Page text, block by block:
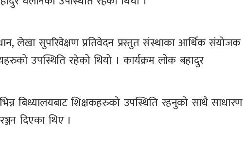
लेखा सुपरिवेक्षण प्रतिवेदन प्रस्तुत संस्थाका आर्थिक संयोजक
उपस्थिति रहेको थियो । कार्यक्रम लोक बहादुर
बिध्यालयबाट शिक्षकहरुको उपस्थिति रहनुको साथै साधारण
दिएका थिए ।